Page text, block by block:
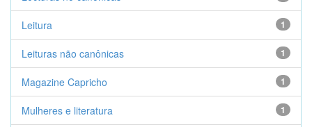
1
Leitura
1
Leituras não canônicas
1
Magazine Capricho
1
Mulheres e literatura